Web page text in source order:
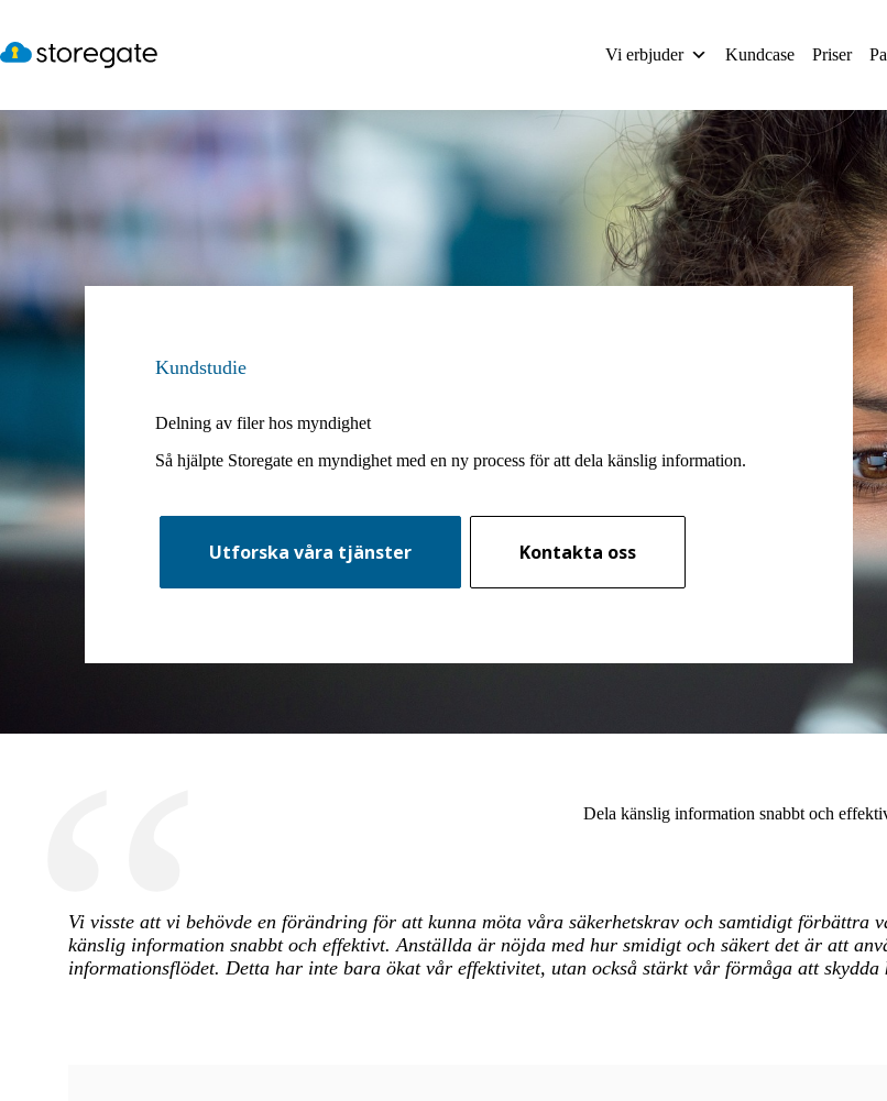
innehåll
Vi erbjuder Kundcase Priser
Kundstudie
Delning av filer hos myndighet
Så hjälpte Storegate en myndighet med en ny process för att dela känslig information.
Utforska våra tjänster Kontakta oss
Dela känslig information snabbt och
Vi visste att vi behövde en förändring för att kunna möta våra säkerhetskrav och samtidigt förbättra
känslig information snabbt och effektivt. Anställda är nöjda med hur smidigt och säkert det är att
informationsflödet. Detta har inte bara ökat vår effektivitet, utan också stärkt vår förmåga att